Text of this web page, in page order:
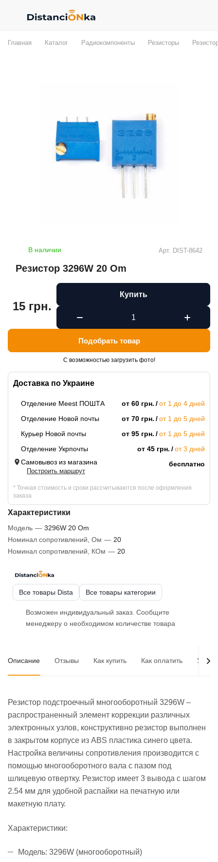
Главная Каталог Радиокомпоненты Резисторы
В наличии Арт. DIST-8642
Резистор 3296W 20 Om
Доставка по Украине
Отделение Meest ПОШТА от 60 грн.
от 1 до 4 дней
Отделение Новой почты
от 70 грн.
от 1 до 5 дней
Курьер Новой почты
от 95 грн.
от 1 до 5 дней
Отделение Укрпочты
от 45 грн.
от 3 дней
Самовывоз из магазина
Построить маршрут
бесплатно
* Точная стоимость и сроки рассчитываются после оформления
заказа
Характеристики
Модель — 3296W 20 Om
Номинал сопротивлений, Ом — 20
Номинал сопротивлений, КОм — 20
15 грн.
Купить
Подобрать товар
С возможностью загрузить фото!
Все товары Dista Все товары категории
Возможен индивидуальный заказ. Сообщите
менеджеру о необходимом количестве товара
Описание Отзывы Как купить Как оплатить
Резистор подстроечный многооборотный 3296W –
распространенный элемент коррекции различных
электронных узлов, конструктивно резистор выполнен
в закрытом корпусе из ABS пластика синего цвета.
Настройка величины сопротивления производится с
помощью многооборотного вала с пазом под
шлицевую отвертку. Резистор имеет 3 вывода с шагом
2.54 мм для удобной распайки на печатную или
макетную плату.
Характеристики:
Модель: 3296W (многооборотный)